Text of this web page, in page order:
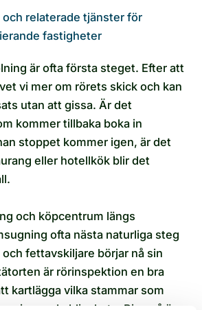
relaterade tjänster för
fastigheter
är ofta första steget. Efter att
vi mer om rörets skick och kan
utan att gissa. Är det
kommer tillbaka boka in
stoppet kommer igen, är det
eller hotellkök blir det
och köpcentrum längs
ofta nästa naturliga steg
fettavskiljare börjar nå sin
är rörinspektion en bra
kartlägga vilka stammar som